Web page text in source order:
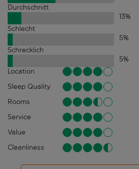
Durchschnitt
13%
Schlecht
5%
Schrecklich
5%
Location
Sleep Quality
Rooms
Service
Value
Cleanliness